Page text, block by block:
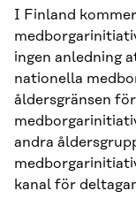
I Finland
ingen anledning
nationella
åldersgränsen
andra
kanal för